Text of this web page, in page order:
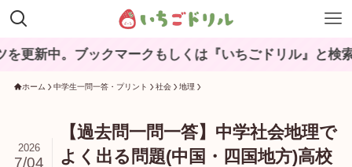
ックマークもしくは『いちごドリル』と検索してね♪
ホーム 中学生一問一答・プリント 社会 地理
【過去問一問一答】中学社会地理で
よく出る問題(中国・四国地方)高校
2026
7/04